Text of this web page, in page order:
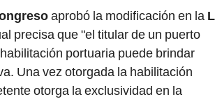
aprobó la modificación en la
precisa que "el titular de un puerto
portuaria puede brindar
Una vez otorgada la habilitación
otorga la exclusividad en la